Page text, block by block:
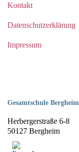
Kontakt
Datenschutzerklärung
Impressum
Gesamtschule Bergheim
Herbergerstraße 6-8
50127 Bergheim